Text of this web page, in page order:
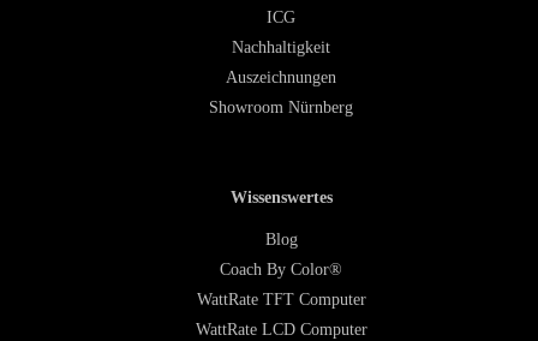
ICG
Nachhaltigkeit
Auszeichnungen
Showroom Nürnberg
Wissenswertes
Blog
Coach By Color®
WattRate TFT Computer
WattRate LCD Computer